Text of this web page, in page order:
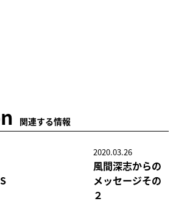
関連する情報
2020.03.26
風間深志からの
メッセージその
２